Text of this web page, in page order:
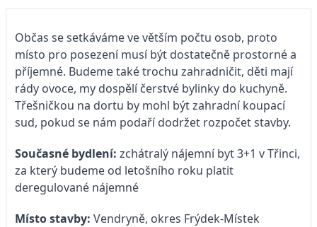
Občas se setkáváme ve větším počtu osob, proto
místo pro posezení musí být dostatečně prostorné a
příjemné. Budeme také trochu zahradničit, děti mají
rády ovoce, my dospělí čerstvé bylinky do kuchyně.
Třešničkou na dortu by mohl být zahradní koupací
sud, pokud se nám podaří dodržet rozpočet stavby.
Současné bydlení: zchátralý nájemní byt 3+1 v Třinci,
za který budeme od letošního roku platit
deregulované nájemné
Místo stavby: Vendryně, okres Frýdek-Místek